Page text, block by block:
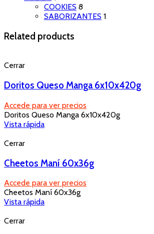
COOKIES 8
SABORIZANTES 1
Related products
Cerrar
Doritos Queso Manga 6x10x420g
Accede para ver precios
Doritos Queso Manga 6x10x420g
Vista rápida
Cerrar
Cheetos Maní 60x36g
Accede para ver precios
Cheetos Maní 60x36g
Vista rápida
Cerrar